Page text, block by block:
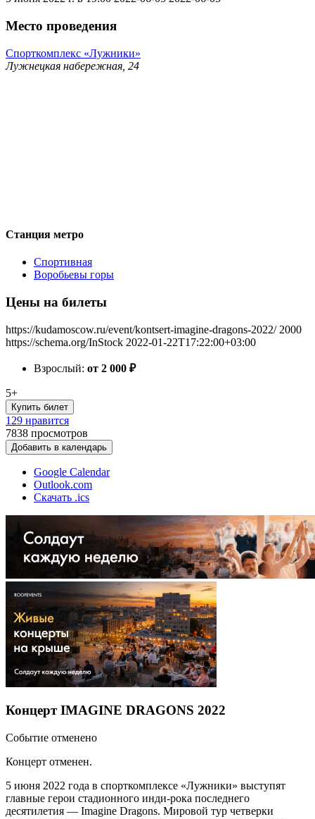
Место проведения
Спорткомплекс «Лужники»
Лужнецкая набережная, 24
Станция метро
Спортивная
Воробьевы горы
Цены на билеты
https://kudamoscow.ru/event/kontsert-imagine-dragons-2022/ 2000
https://schema.org/InStock 2022-01-22T17:22:00+03:00
Взрослый: от 2 000 ₽
5+
Купить билет
129 нравится
7838 просмотров
Добавить в календарь
Google Calendar
Outlook.com
Скачать .ics
Концерт IMAGINE DRAGONS 2022
Событие отменено
Концерт отменен.
5 июня 2022 года в спорткомплексе «Лужники» выступят
главные герои стадионного инди-рока последнего
десятилетия — Imagine Dragons. Мировой тур четверки